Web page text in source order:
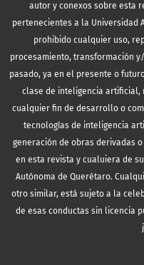
autor y conexos sobre esta
pertenecientes a la Universidad
prohibido cualquier uso,
procesamiento, transformación
pasado, ya en el presente o
clase de inteligencia artificial,
cualquier fin de desarrollo o
tecnologías de inteligencia
generación de obras derivadas
en esta revista y cualuiera de
Autónoma de Querétaro.
otro similar, está sujeto a la
de esas conductas sin licencia